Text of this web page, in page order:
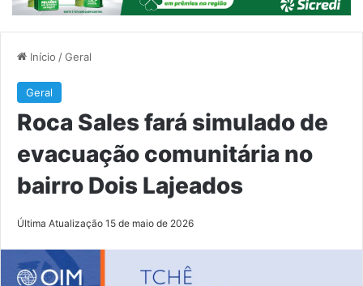
Início /Geral
Geral
Roca Sales fará simulado de
evacuação comunitária no
bairro Dois Lajeados
Última Atualização 15 de maio de 2026